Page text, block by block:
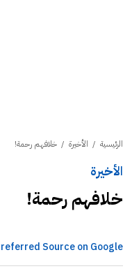
الرئيسية / الأخيرة / خلافهم رحمة!
الأخيرة
خلافهم رحمة!
Source on Google